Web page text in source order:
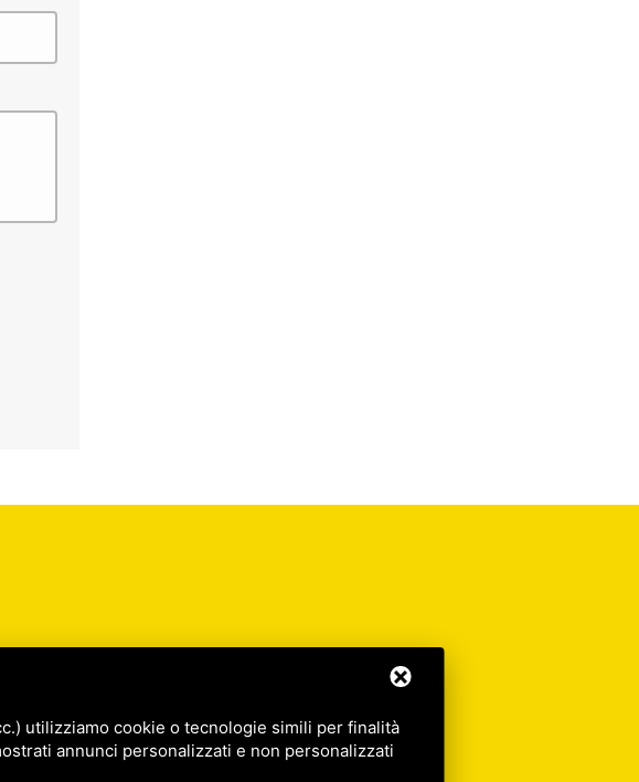
utilizziamo cookie o tecnologie simili per finalità
annunci personalizzati e non personalizzati